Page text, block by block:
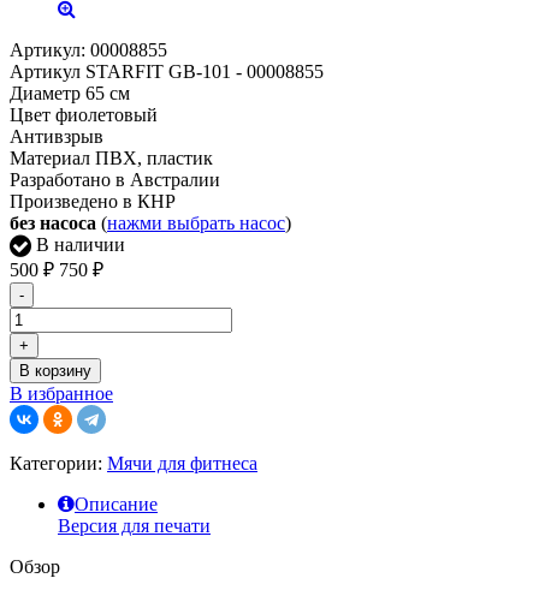
Артикул: 00008855
Артикул STARFIT GB-101 - 00008855
Диаметр 65 см
Цвет фиолетовый
Антивзрыв
Материал ПВХ, пластик
Разработано в Австралии
Произведено в КНР
без насоса (нажми выбрать насос)
В наличии
500 ₽ 750 ₽
-
+
В корзину
В избранное
Категории: Мячи для фитнеса
Описание
Версия для печати
Обзор